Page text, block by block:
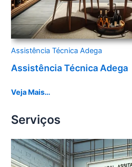
Assistência Técnica Adega
Assistência Técnica Adega
Veja Mais…
Serviços